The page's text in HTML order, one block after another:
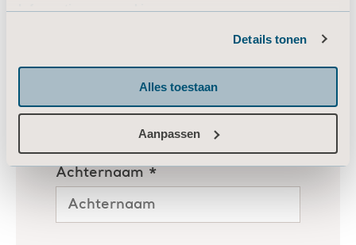
Informatie over cookies
Details tonen
Alles toestaan
Aanpassen